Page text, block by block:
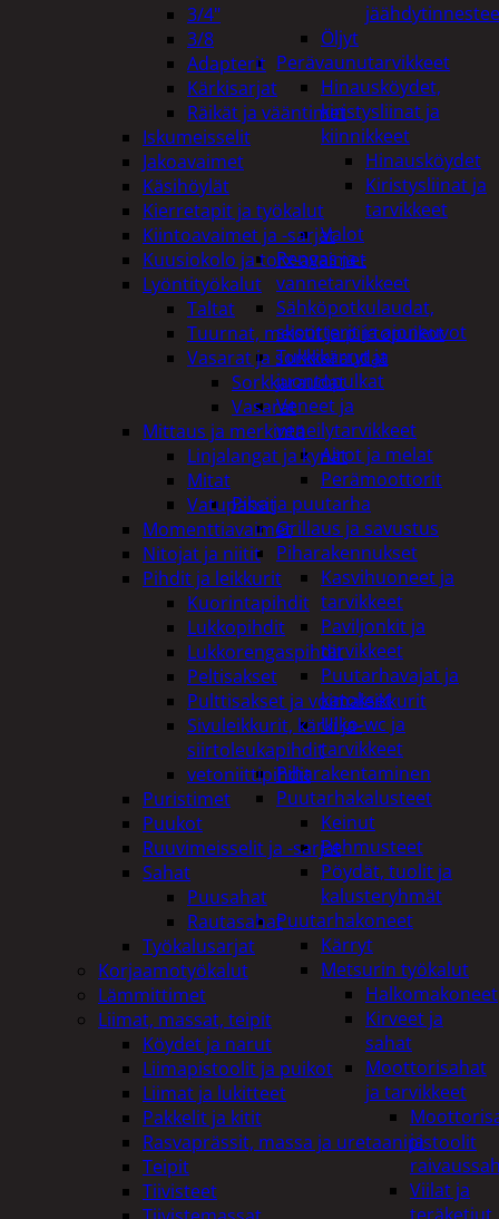
Öljyt
Perävaunutarvikkeet
Hinausköydet,
kiristysliinat ja
kiinnikkeet
Hinausköydet
Kiristysliinat ja
tarvikkeet
Valot
Rengas ja -
vannetarvikkeet
Sähköpotkulaudat,
skootterit ja ajoneuvot
Tukkikärryt ja
juontopulkat
Veneet ja
veneilytarvikkeet
Airot ja melat
Perämoottorit
Piha ja puutarha
Grillaus ja savustus
Piharakennukset
Kasvihuoneet ja
tarvikkeet
Paviljonkit ja
tarvikkeet
Puutarhavajat ja
katokset
Ulko-wc ja
tarvikkeet
Piharakentaminen
Puutarhakalusteet
Keinut
Pehmusteet
Pöydät, tuolit ja
kalusteryhmät
Puutarhakoneet
Kärryt
Metsurin työkalut
Halkomakoneet
Kirveet ja
sahat
Moottorisahat
ja tarvikkeet
ja
Viilat ja
3/4"
3/8
Adapterit
Kärkisarjat
Räikät ja vääntimet
Iskumeisselit
Jakoavaimet
Käsihöylät
Kierretapit ja työkalut
Kiintoavaimet ja -sarjat
Kuusiokolo ja torx-avaimet
Lyöntityökalut
Taltat
Tuurnat, meistit ja piirtopuikot
Vasarat ja sorkkaraudat
Sorkkaraudat
Vasarat
Mittaus ja merkintä
Linjalangat ja kynät
Mitat
Vatupassit
Momenttiavaimet
Nitojat ja niitit
Pihdit ja leikkurit
Kuorintapihdit
Lukkopihdit
Lukkorengaspihdit
Peltisakset
Pulttisakset ja voimaleikkurit
Sivuleikkurit, kärki ja-
siirtoleukapihdit
vetoniittipihdit
Puristimet
Puukot
Ruuvimeisselit ja -sarjat
Sahat
Puusahat
Rautasahat
Työkalusarjat
Korjaamotyökalut
Lämmittimet
Liimat, massat, teipit
Köydet ja narut
Liimapistoolit ja puikot
Liimat ja lukitteet
Pakkelit ja kitit
Rasvaprässit, massa ja uretaanipistoolit
Teipit
Tiivisteet